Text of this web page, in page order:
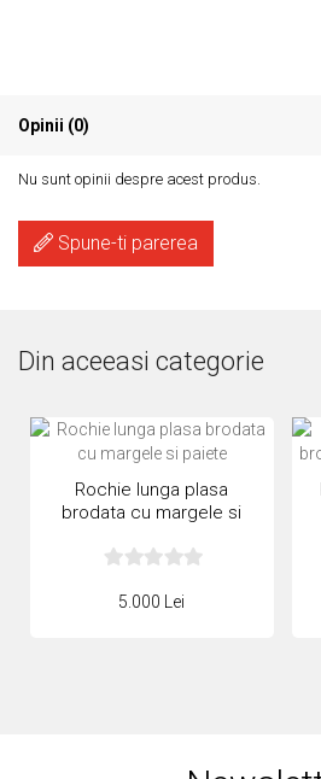
Opinii (0)
Nu sunt opinii despre acest produs.
Spune-ti parerea
Din aceeasi categorie
Rochie lunga plasa
brodata cu margele si
5.000 Lei